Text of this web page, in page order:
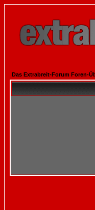
Das Extrabreit-Forum Foren-